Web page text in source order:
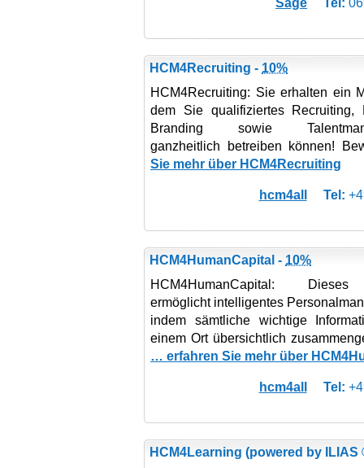
HCM4Recruiting - 10%
HCM4Recruiting: Sie erhalten ein
dem Sie qualifiziertes Recruiting,
Branding sowie
ganzheitlich betreiben können!
Sie mehr über HCM4Recruiting
hcm4all Tel:
HCM4HumanCapital - 10%
HCM4HumanCapital:
ermöglicht intelligentes
indem sämtliche wichtige
einem Ort übersichtlich
… erfahren Sie mehr über
hcm4all Tel:
HCM4Learning (powered by